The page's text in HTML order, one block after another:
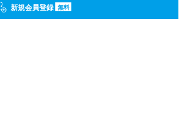
新規会員登録 無料